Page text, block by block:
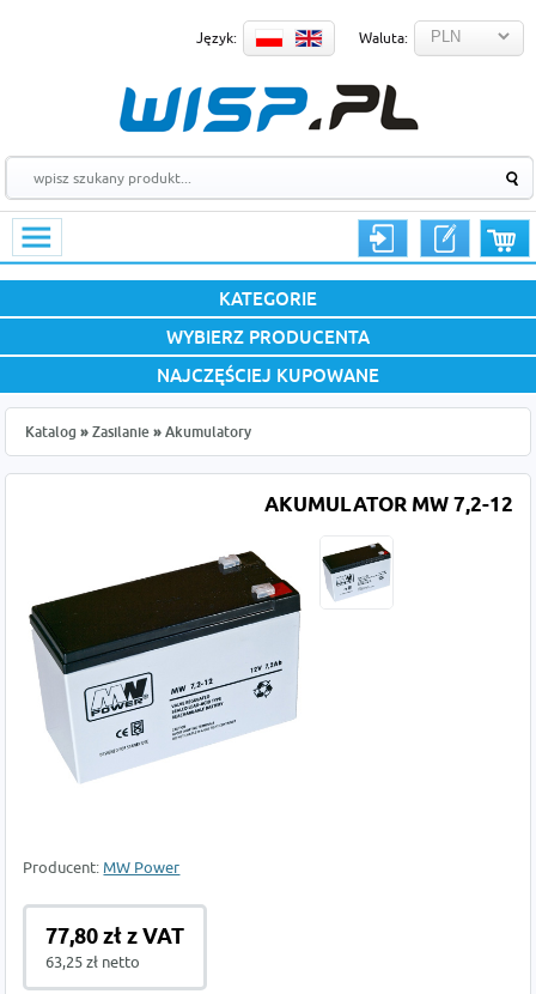
Język: Waluta:
KATEGORIE
WYBIERZ PRODUCENTA
NAJCZĘŚCIEJ KUPOWANE
Katalog » Zasilanie » Akumulatory
AKUMULATOR MW 7,2-12
Producent: MW Power
77,80 zł z VAT
63,25 zł netto